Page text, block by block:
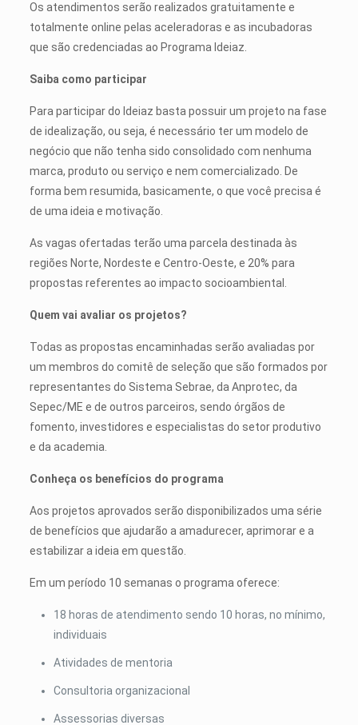
Os atendimentos serão realizados gratuitamente e
totalmente online pelas aceleradoras e as incubadoras
que são credenciadas ao Programa Ideiaz.
Saiba como participar
Para participar do Ideiaz basta possuir um projeto na fase
de idealização, ou seja, é necessário ter um modelo de
negócio que não tenha sido consolidado com nenhuma
marca, produto ou serviço e nem comercializado. De
forma bem resumida, basicamente, o que você precisa é
de uma ideia e motivação.
As vagas ofertadas terão uma parcela destinada às
regiões Norte, Nordeste e Centro-Oeste, e 20% para
propostas referentes ao impacto socioambiental.
Quem vai avaliar os projetos?
Todas as propostas encaminhadas serão avaliadas por
um membros do comitê de seleção que são formados por
representantes do Sistema Sebrae, da Anprotec, da
Sepec/ME e de outros parceiros, sendo órgãos de
fomento, investidores e especialistas do setor produtivo
e da academia.
Conheça os benefícios do programa
Aos projetos aprovados serão disponibilizados uma série
de benefícios que ajudarão a amadurecer, aprimorar e a
estabilizar a ideia em questão.
Em um período 10 semanas o programa oferece:
18 horas de atendimento sendo 10 horas, no mínimo,
individuais
Atividades de mentoria
Consultoria organizacional
Assessorias diversas